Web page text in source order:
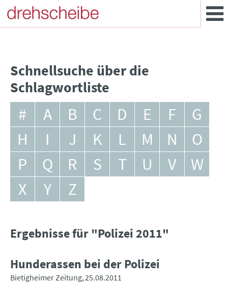
Schnellsuche über die
Schlagwortliste
# A B C D E F
G
H
I J K L M N
O
P
Q R S T U V
W
X
Y Z
Ergebnisse für "Polizei 2011"
Hunderassen bei der Polizei
Bietigheimer Zeitung 25.08.2011